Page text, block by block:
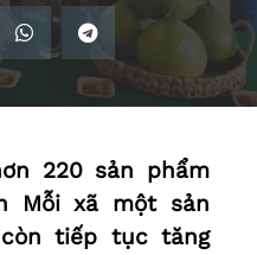
220 sản phẩm
Mỗi xã một sản
tiếp tục tăng